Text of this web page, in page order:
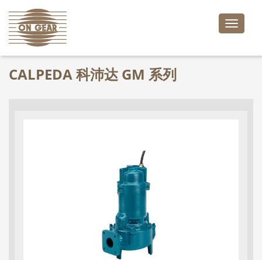
Toggle
CALPEDA 科沛达 GM 系列